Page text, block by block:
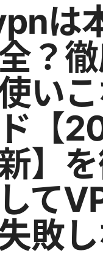
は
？
い
【
】
て
敗